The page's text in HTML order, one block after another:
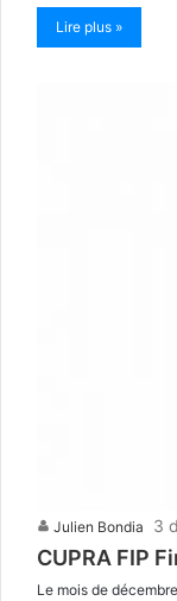
Lire plus »
Julien Bondia 3
CUPRA FIP
Le mois de